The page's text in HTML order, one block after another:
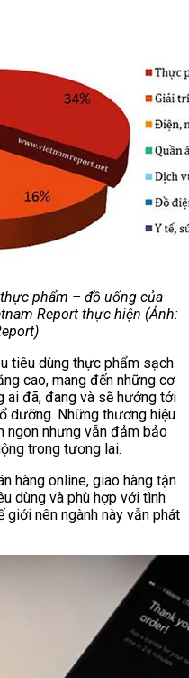
hàng.
phẩm – đồ uống của
Report thực hiện (Ảnh:
tiêu dùng thực phẩm sạch
cao, mang đến những cơ
ai đã, đang và sẽ hướng tới
dưỡng. Những thương hiệu
ngon nhưng vẫn đảm bảo
trong tương lai.
hàng online, giao hàng tận
dùng và phù hợp với tình
giới nên ngành này vẫn phát